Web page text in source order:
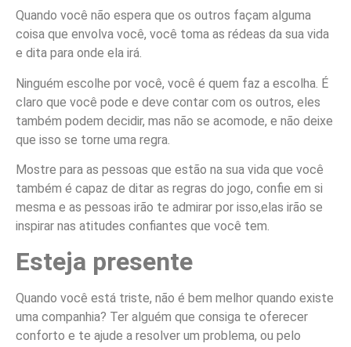
Quando você não espera que os outros façam alguma
coisa que envolva você, você toma as rédeas da sua vida
e dita para onde ela irá.
Ninguém escolhe por você, você é quem faz a escolha. É
claro que você pode e deve contar com os outros, eles
também podem decidir, mas não se acomode, e não deixe
que isso se torne uma regra.
Mostre para as pessoas que estão na sua vida que você
também é capaz de ditar as regras do jogo, confie em si
mesma e as pessoas irão te admirar por isso,elas irão se
inspirar nas atitudes confiantes que você tem.
Esteja presente
Quando você está triste, não é bem melhor quando existe
uma companhia? Ter alguém que consiga te oferecer
conforto e te ajude a resolver um problema, ou pelo